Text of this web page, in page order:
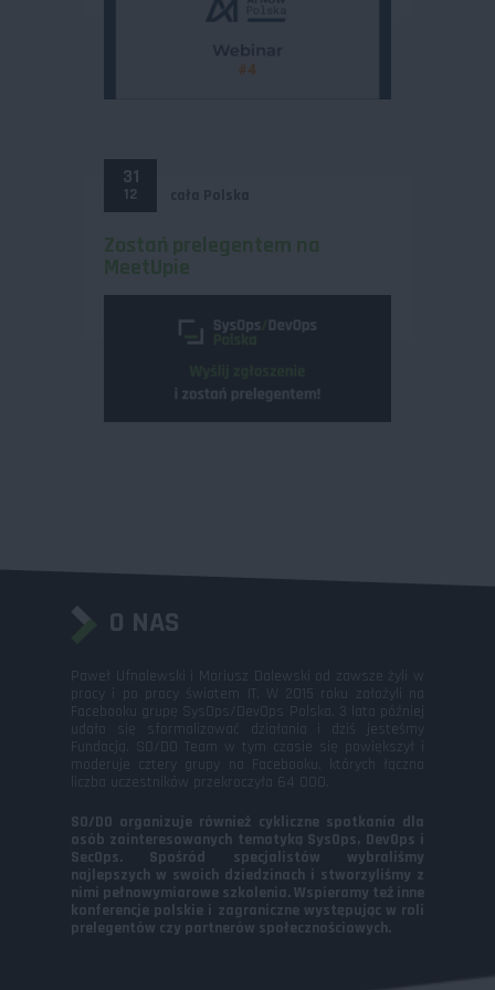
31
12
O NAS
Paweł Ufnalewski i Mariusz Dalewski od zawsze żyli w
pracy i po pracy światem IT. W 2015 roku założyli na
Facebooku grupę SysOps/DevOps Polska. 3 lata później
udało się sformalizować działania i dziś jesteśmy
Fundacją. SO/DO Team w tym czasie się powiększył i
moderuje cztery grupy na Facebooku, których łączna
liczba uczestników przekroczyła 64 000.
SO/DO organizuje również cykliczne spotkania dla
osób zainteresowanych tematyką SysOps, DevOps i
SecOps. Spośród specjalistów wybraliśmy
najlepszych w swoich dziedzinach i stworzyliśmy z
nimi pełnowymiarowe szkolenia. Wspieramy też inne
konferencje polskie i zagraniczne występując w roli
prelegentów czy partnerów społecznościowych.